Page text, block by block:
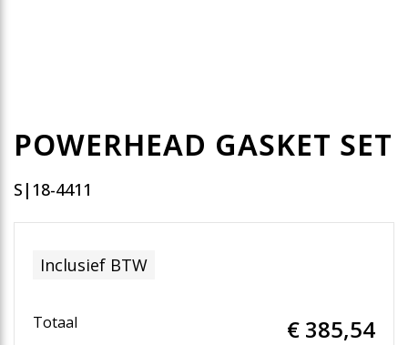
POWERHEAD GASKET SET
S|18-4411
Inclusief BTW
Totaal € 385,54